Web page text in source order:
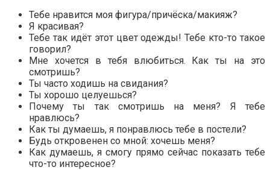
Тебе нравится моя фигура/причёска/макияж?
Я красивая?
Тебе так идёт этот цвет одежды! Тебе кто-то такое
говорил?
Мне хочется в тебя влюбиться. Как ты на это
смотришь?
Ты часто ходишь на свидания?
Ты хорошо целуешься?
Почему ты так смотришь на меня? Я тебе
нравлюсь?
Как ты думаешь, я понравлюсь тебе в постели?
Будь откровенен со мной: хочешь меня?
Как думаешь, я смогу прямо сейчас показать тебе
что-то интересное?